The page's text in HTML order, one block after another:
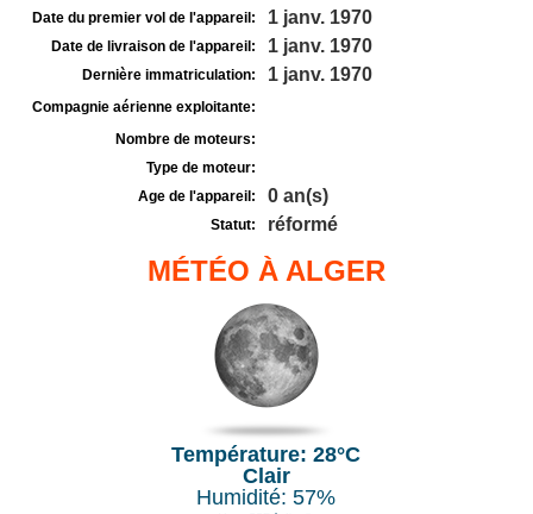
Date du premier vol de l'appareil: 1 janv. 1970
Date de livraison de l'appareil: 1 janv. 1970
Dernière immatriculation: 1 janv. 1970
Compagnie aérienne exploitante:
Nombre de moteurs:
Type de moteur:
Age de l'appareil:
0 an(s)
Statut: réformé
MÉTÉO À ALGER
Température: 28°C
Clair
Humidité: 57%